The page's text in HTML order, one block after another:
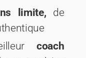
limite, de
coach